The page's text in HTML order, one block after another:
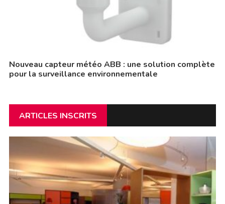
Nouveau capteur météo ABB : une solution complète
pour la surveillance environnementale
ARTICLES INSCRITS